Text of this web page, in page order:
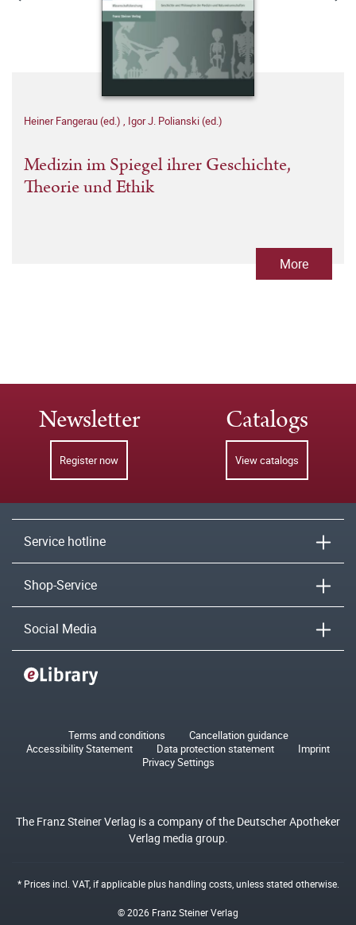
Heiner Fangerau (ed.) , Igor J. Polianski (ed.)
Medizin im Spiegel ihrer Geschichte,
Theorie und Ethik
More
Newsletter
Register now
Catalogs
View catalogs
Service hotline
Shop-Service
Social Media
Terms and conditions
Cancellation guidance
Accessibility Statement
Data protection statement
Imprint
Privacy Settings
The Franz Steiner Verlag is a company of the Deutscher Apotheker
Verlag media group.
* Prices incl. VAT, if applicable plushandling costs, unless stated otherwise.
© 2026 Franz Steiner Verlag